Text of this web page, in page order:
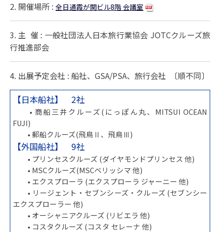
2. 開催場所 : 全日通霞が関ビル8階 会議室
3. 主 催 : 一般社団法人日本旅行業協会 JOTCクルーズ旅
行推進部会
4. 出展予定会社 : 船社、GSA/PSA、旅行会社 〔順不同〕
【日本船社】 2社
• 商船三井クルーズ(にっぽん丸、MITSUI OCEAN
FUJI)
• 郵船クルーズ(飛鳥Ⅱ、飛鳥Ⅲ)
【外国船社】 9社
• プリンセスクルーズ (ダイヤモンドプリンセス 他)
• MSCクルーズ(MSCベリッシマ 他)
• エクスプローラ (エクスプローラ ジャーニー 他)
• リージェント・セブンシーズ・クルーズ (セブンシー
エクスプローラー 他)
• オーシャニアクルーズ (リビエラ 他)
• コスタクルーズ (コスタ セレーナ 他)